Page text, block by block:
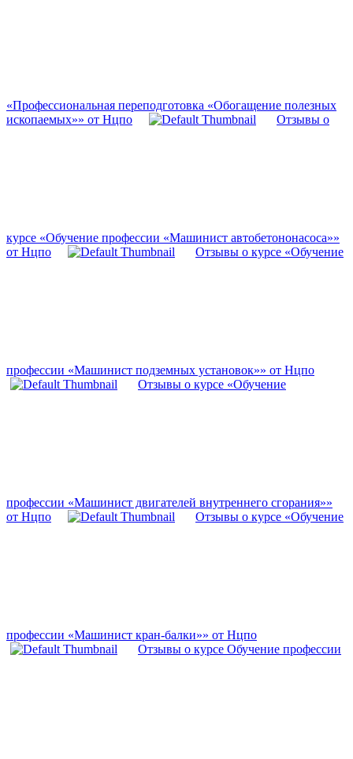
«Профессиональная переподготовка «Обогащение полезных
ископаемых»» от Нцпо
Отзывы о
курсе «Обучение профессии «Машинист автобетононасоса»»
от Нцпо
Отзывы о курсе «Обучение
профессии «Машинист подземных установок»» от Нцпо
Отзывы о курсе «Обучение
профессии «Машинист двигателей внутреннего сгорания»»
от Нцпо
Отзывы о курсе «Обучение
профессии «Машинист кран-балки»» от Нцпо
Отзывы о курсе Обучение профессии